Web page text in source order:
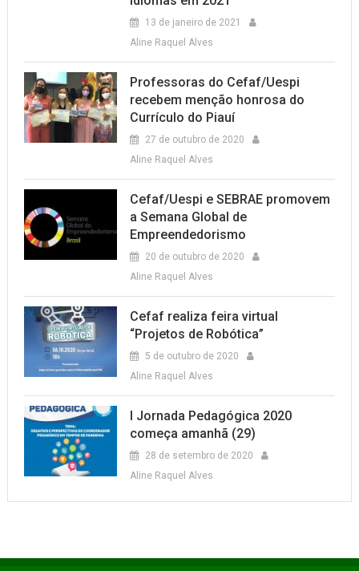
13 de janeiro de 2021
Aline Raquel Alves
Professoras do Cefaf/Uespi
recebem menção honrosa do
Currículo do Piauí
27 de outubro de 2020
Aline Raquel Alves
Cefaf/Uespi e SEBRAE promovem
a Semana Global de
Empreendedorismo
20 de outubro de 2020
Aline Raquel Alves
Cefaf realiza feira virtual
“Projetos de Robótica”
5 de outubro de 2020
Aline Raquel Alves
I Jornada Pedagógica 2020
começa amanhã (29)
28 de setembro de 2020
Aline Raquel Alves